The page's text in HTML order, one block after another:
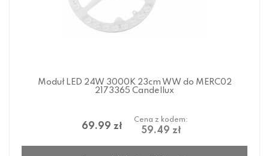
Moduł LED 24W 3000K 23cm WW do MERC02
2173365 Candellux
69.99 zł
Cena z kodem:
59.49 zł